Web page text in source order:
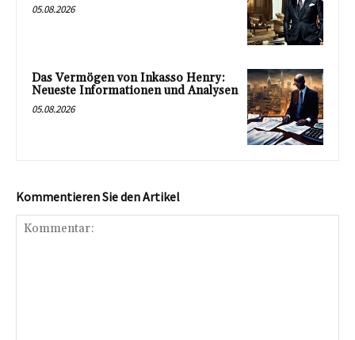
05.08.2026
Das Vermögen von Inkasso Henry:
Neueste Informationen und Analysen
05.08.2026
Kommentieren Sie den Artikel